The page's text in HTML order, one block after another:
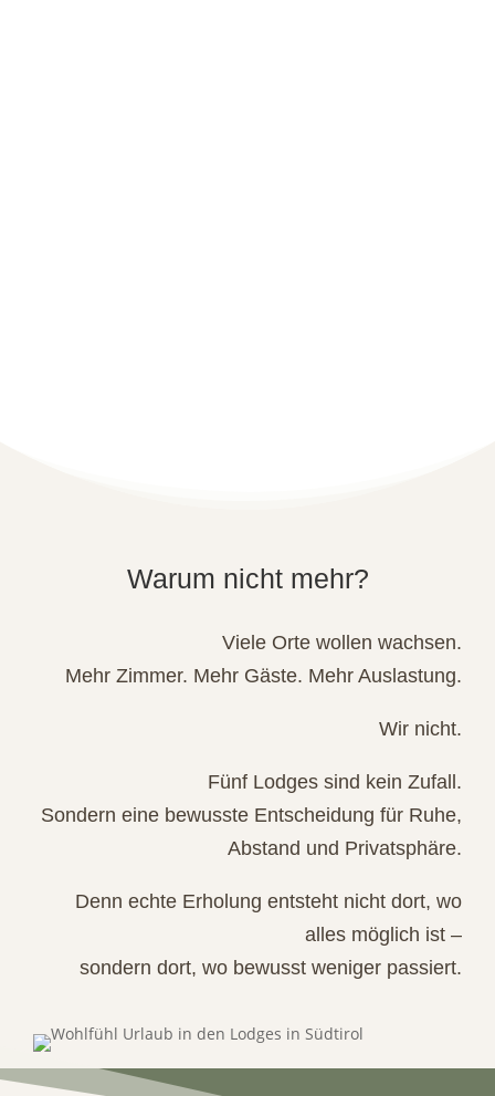
Warum nicht mehr?
Viele Orte wollen wachsen.
Mehr Zimmer. Mehr Gäste. Mehr Auslastung.
Wir nicht.
Fünf Lodges sind kein Zufall.
Sondern eine bewusste Entscheidung für Ruhe,
Abstand und Privatsphäre.
Denn echte Erholung entsteht nicht dort, wo
alles möglich ist –
sondern dort, wo bewusst weniger passiert.